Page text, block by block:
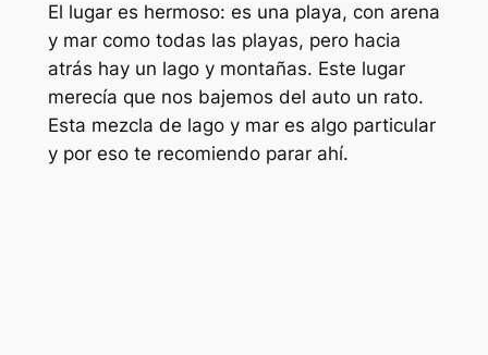
El lugar es hermoso: es una playa, con arena
y mar como todas las playas, pero hacia
atrás hay un lago y montañas. Este lugar
merecía que nos bajemos del auto un rato.
Esta mezcla de lago y mar es algo particular
y por eso te recomiendo parar ahí.